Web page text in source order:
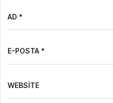
AD *
E-POSTA *
WEBSITE